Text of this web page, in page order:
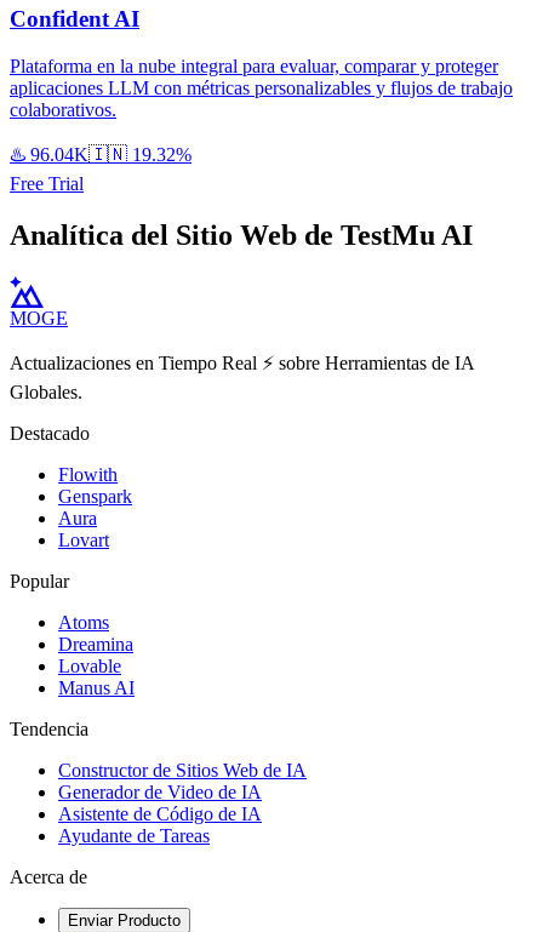
Confident AI
Plataforma en la nube integral para evaluar, comparar y proteger
aplicaciones LLM con métricas personalizables y flujos de trabajo
colaborativos.
♨️ 96.04K🇮🇳 19.32%
Free Trial
Analítica del Sitio Web de TestMu AI
MOGE
Actualizaciones en Tiempo Real ⚡️ sobre Herramientas de IA
Globales.
Destacado
Flowith
Genspark
Aura
Lovart
Popular
Atoms
Dreamina
Lovable
Manus AI
Tendencia
Constructor de Sitios Web de IA
Generador de Video de IA
Asistente de Código de IA
Ayudante de Tareas
Acerca de
Enviar Producto